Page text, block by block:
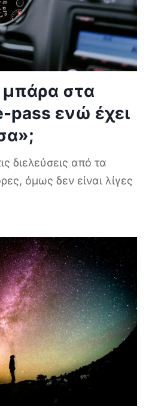
μπάρα στα
pass ενώ έχει
διελεύσεις από τα
όμως δεν είναι λίγες